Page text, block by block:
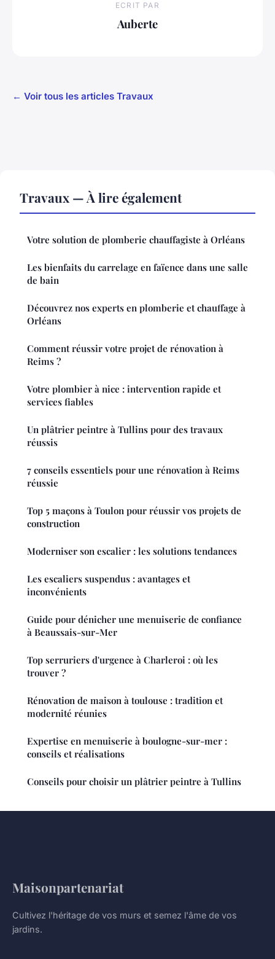
ECRIT PAR
Auberte
← Voir tous les articles Travaux
Travaux — À lire également
Votre solution de plomberie chauffagiste à Orléans
Les bienfaits du carrelage en faïence dans une salle
de bain
Découvrez nos experts en plomberie et chauffage à
Orléans
Comment réussir votre projet de rénovation à
Reims ?
Votre plombier à nice : intervention rapide et
services fiables
Un plâtrier peintre à Tullins pour des travaux
réussis
7 conseils essentiels pour une rénovation à Reims
réussie
Top 5 maçons à Toulon pour réussir vos projets de
construction
Moderniser son escalier : les solutions tendances
Les escaliers suspendus : avantages et
inconvénients
Guide pour dénicher une menuiserie de confiance
à Beaussais-sur-Mer
Top serruriers d'urgence à Charleroi : où les
trouver ?
Rénovation de maison à toulouse : tradition et
modernité réunies
Expertise en menuiserie à boulogne-sur-mer :
conseils et réalisations
Conseils pour choisir un plâtrier peintre à Tullins
Maisonpartenariat
Cultivez l'héritage de vos murs et semez l'âme de vos
jardins.